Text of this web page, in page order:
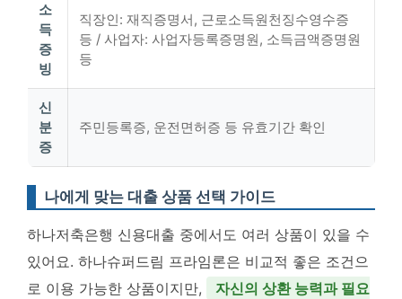
소
득
증
빙
직장인: 재직증명서, 근로소득원천징수영수증
등 / 사업자: 사업자등록증명원, 소득금액증명원
등
신
분
증
주민등록증, 운전면허증 등 유효기간 확인
나에게 맞는 대출 상품 선택 가이드
하나저축은행 신용대출 중에서도 여러 상품이 있을 수
있어요. 하나슈퍼드림 프라임론은 비교적 좋은 조건으
로 이용 가능한 상품이지만,
자신의 상환 능력과 필요